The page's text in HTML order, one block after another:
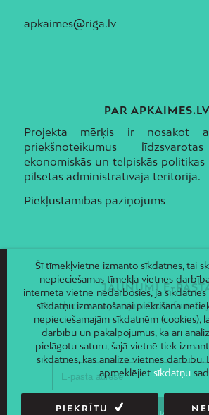
apkaimes@riga.lv
PAR APKAIMES.LV
Projekta mērķis ir nosakot
priekšnoteikumus
ekonomiskās un telpiskās politikas
pilsētas administratīvajā teritorijā.
Piekļūstamības paziņojums
JAUNUMI E-
Piesakies un saņem jaunāko
Šī tīmekļvietne izmanto sīkdatnes, tai
nepieciešamas tīmekļa vietnes
interneta vietne nedarbosies, ja sīkdatnes
sīkdatņu izmantošanai piekrišana
nepieciešamajām sīkdatnēm (cookies),
darbību un pakalpojumus, kā arī
pielāgotu saturu, šajā vietnē tiek
sīkdatnes, kas analizē vietnes darbību.
apmeklējiet sīkdatņu
PIEKRĪTU